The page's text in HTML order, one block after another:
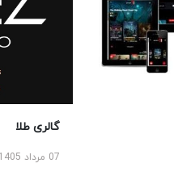
گالری طلا
07 مرداد 1405